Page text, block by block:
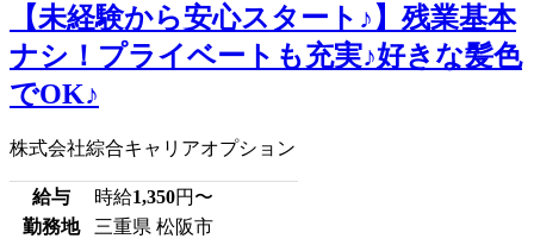
【未経験から安心スタート♪】残業基本
ナシ！プライベートも充実♪好きな髪色
でOK♪
株式会社綜合キャリアオプション
給与 時給1,350円〜
勤務地
三重県 松阪市